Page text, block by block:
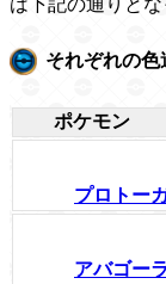
それぞれの色
ポケモン
プロトー
アバゴーラ